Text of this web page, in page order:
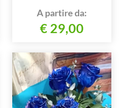
A partire da:
€ 29,00